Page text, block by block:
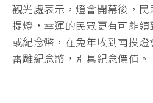
觀光處表示，燈會開幕後，
提燈，幸運的民眾更有可能
或紀念幣，在兔年收到南投
雷雕紀念幣，別具紀念價值。